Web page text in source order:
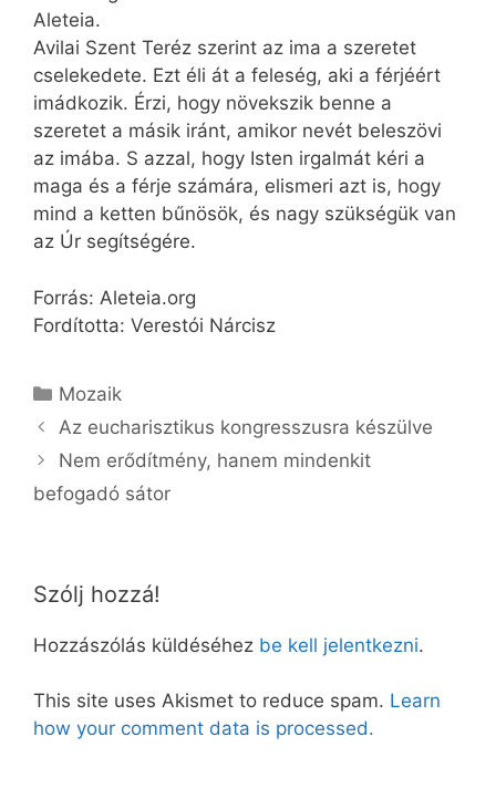
Aleteia.
Avilai Szent Teréz szerint az ima a szeretet
cselekedete. Ezt éli át a feleség, aki a férjéért
imádkozik. Érzi, hogy növekszik benne a
szeretet a másik iránt, amikor nevét beleszövi
az imába. S azzal, hogy Isten irgalmát kéri a
maga és a férje számára, elismeri azt is, hogy
mind a ketten bűnösök, és nagy szükségük van
az Úr segítségére.
Forrás: Aleteia.org
Fordította: Verestói Nárcisz
Kategória
Mozaik
Az eucharisztikus kongresszusra készülve
Nem erődítmény, hanem mindenkit
befogadó sátor
Szólj hozzá!
Hozzászólás küldéséhez be kell jelentkezni.
This site uses Akismet to reduce spam. Learn
how your comment data is processed.